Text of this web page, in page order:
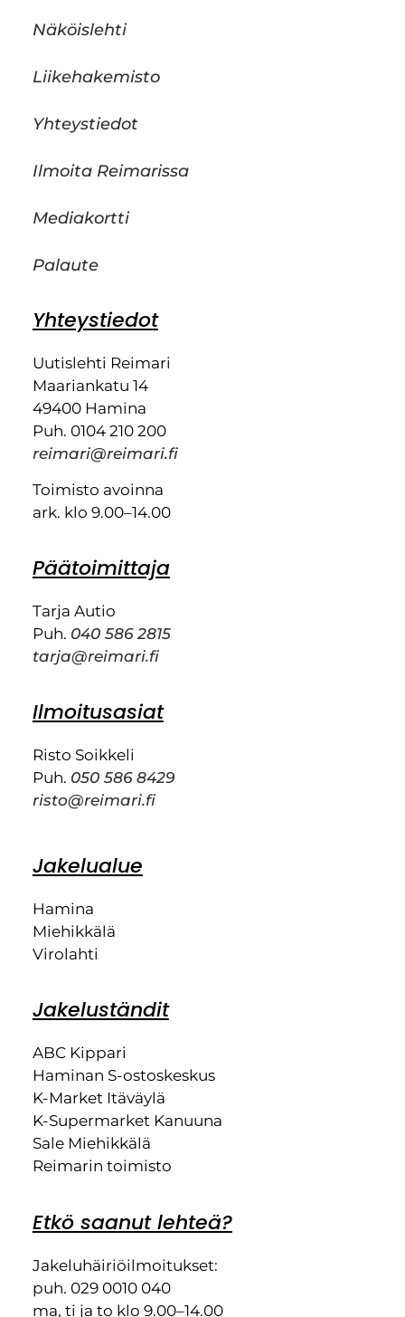
Näköislehti
Liikehakemisto
Yhteystiedot
Ilmoita Reimarissa
Mediakortti
Palaute
Yhteystiedot
Uutislehti Reimari
Maariankatu 14
49400 Hamina
Puh. 0104 210 200
reimari@reimari.fi
Toimisto avoinna
ark. klo 9.00–14.00
Päätoimittaja
Tarja Autio
Puh. 040 586 2815
tarja@reimari.fi
Ilmoitusasiat
Risto Soikkeli
Puh. 050 586 8429
risto@reimari.fi
Jakelualue
Hamina
Miehikkälä
Virolahti
Jakeluständit
ABC Kippari
Haminan S-ostoskeskus
K-Market Itäväylä
K-Supermarket Kanuuna
Sale Miehikkälä
Reimarin toimisto
Etkö saanut lehteä?
Jakeluhäiriöilmoitukset:
puh. 029 0010 040
ma, ti ja to klo 9.00–14.00